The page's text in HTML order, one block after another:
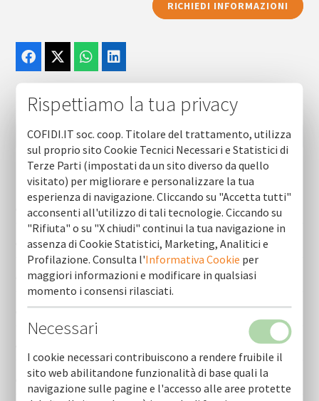
RICHIEDI INFORMAZIONI
Newsletter (ultime 10)
Cofidi.it informa agosto 2026
Cofidi.it informa luglio 2026
Cofidi.it informa giugno 2026
Cofidi.it informa maggio 2026
Cofidi.it informa marzo 2026
Rispettiamo la tua privacy
COFIDI.IT soc. coop. Titolare del trattamento, utilizza
sul proprio sito Cookie Tecnici Necessari e Statistici di
Terze Parti (impostati da un sito diverso da quello
visitato) per migliorare e personalizzare la tua
esperienza di navigazione. Cliccando su "Accetta tutti"
acconsenti all'utilizzo di tali tecnologie. Ciccando su
"Rifiuta" o su "X chiudi" continui la tua navigazione in
assenza di Cookie Statistici, Marketing, Analitici e
Profilazione. Consulta l'Informativa Cookie per
maggiori informazioni e modificare in qualsiasi
momento i consensi rilasciati.
Necessari
I cookie necessari contribuiscono a rendere fruibile il
sito web abilitandone funzionalità di base quali la
navigazione sulle pagine e l'accesso alle aree protette